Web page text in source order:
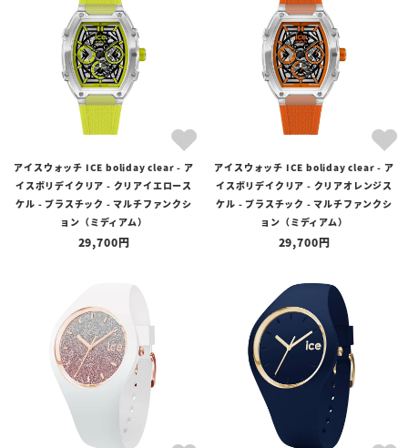
アイスウォッチ ICE boliday clear - ア
イスボリデイクリア - クリアイエロース
ケル - プラスチック - マルチファンクシ
ョン（ミディアム）
29,700
アイスウォッチ ICE boliday clear - ア
イスボリデイクリア - クリアオレンジス
ケル - プラスチック - マルチファンクシ
ョン（ミディアム）
29,700